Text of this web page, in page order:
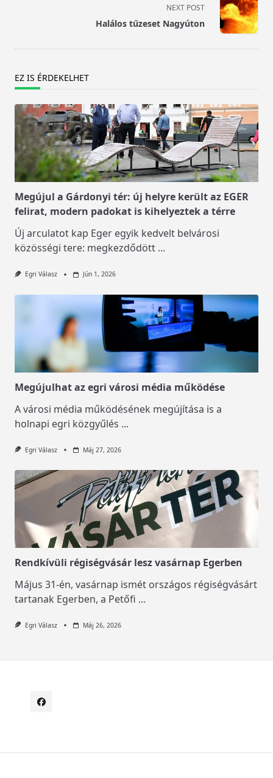
NEXT POST
Halálos tűzeset Nagyúton
EZ IS ÉRDEKELHET
Megújul a Gárdonyi tér: új helyre került az EGER
felirat, modern padokat is kihelyeztek a térre
Új arculatot kap Eger egyik kedvelt belvárosi
közösségi tere: megkezdődött ...
Egri Válasz Jún 1, 2026
Megújulhat az egri városi média működése
A városi média működésének megújítása is a
holnapi egri közgyűlés ...
Egri Válasz Máj 27, 2026
Rendkívüli régiségvásár lesz vasárnap Egerben
Május 31-én, vasárnap ismét országos régiségvásárt
tartanak Egerben, a Petőfi ...
Egri Válasz Máj 26, 2026